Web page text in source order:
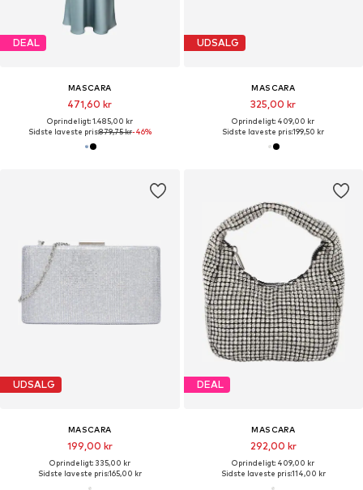
DEAL
MASCARA
471,60 kr
Oprindeligt: 1.485,00 kr
Sidste laveste pris:879,75 kr-46%
UDSALG
MASCARA
325,00 kr
Oprindeligt: 409,00 kr
Sidste laveste pris:199,50 kr
UDSALG
MASCARA
199,00 kr
Oprindeligt: 335,00 kr
Sidste laveste pris:165,00 kr
DEAL
MASCARA
292,00 kr
Oprindeligt: 409,00 kr
Sidste laveste pris:114,00 kr